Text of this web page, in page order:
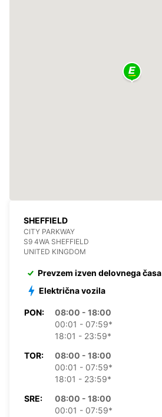
SHEFFIELD
CITY PARKWAY
S9 4WA SHEFFIELD
UNITED KINGDOM
Prevzem izven delovnega časa
Električna vozila
PON:
08:00 - 18:00
00:01 - 07:59*
18:01 - 23:59*
TOR:
08:00 - 18:00
00:01 - 07:59*
18:01 - 23:59*
SRE:
08:00 - 18:00
00:01 - 07:59*